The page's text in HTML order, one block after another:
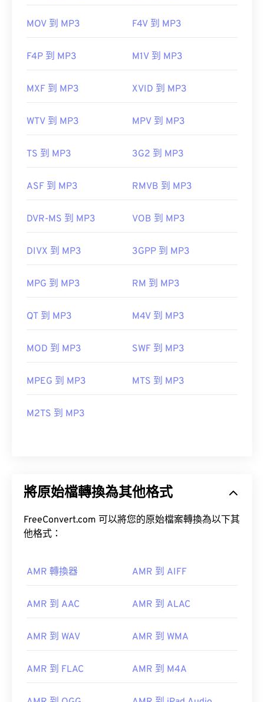
MOV 到 MP3 F4V 到 MP3
F4P 到 MP3 M1V 到 MP3
MXF 到 MP3 XVID 到 MP3
WTV 到 MP3 MPV 到 MP3
TS 到 MP3 3G2 到 MP3
ASF 到 MP3 RMVB 到 MP3
DVR-MS 到 MP3 VOB 到 MP3
DIVX 到 MP3 3GPP 到 MP3
MPG 到 MP3 RM 到 MP3
QT 到 MP3 M4V 到 MP3
MOD 到 MP3 SWF 到 MP3
MPEG 到 MP3 MTS 到 MP3
M2TS 到 MP3
將原始檔轉換為其他格式
FreeConvert.com 可以將您的原始檔案轉換為以下其
他格式：
AMR 轉換器 AMR 到 AIFF
AMR 到 AAC AMR 到 ALAC
AMR 到 WAV AMR 到 WMA
AMR 到 FLAC AMR 到 M4A